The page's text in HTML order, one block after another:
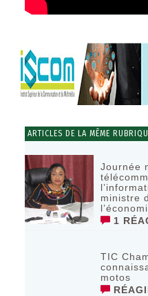
ARTICLES DE LA MÊME
Journée
ministre
1
TIC
motos